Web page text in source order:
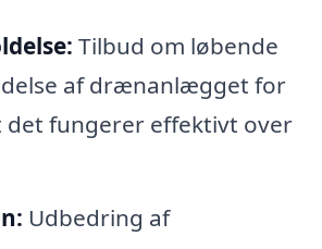
Tilbud om løbende
af drænanlægget for
det fungerer effektivt over
Udbedring af